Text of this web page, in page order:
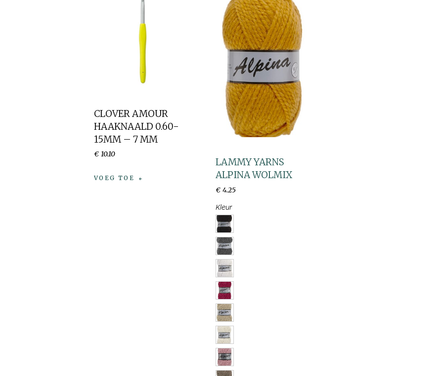
CLOVER AMOUR
HAAKNAALD 0.60-
15MM – 7 MM
€ 10.10
VOEG TOE
LAMMY YARNS
ALPINA WOLMIX
€ 4.25
Kleur